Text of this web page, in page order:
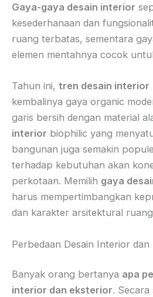
Gaya-gaya desain interior
kesederhanaan dan
ruang terbatas, sementara
elemen mentahnya cocok
Tahun ini, tren desain interior
kembalinya gaya organic
garis bersih dengan material
interior biophilic yang
bangunan juga semakin
terhadap kebutuhan akan
perkotaan. Memilih gaya
harus mempertimbangkan
dan karakter arsitektural
Perbedaan Desain Interior dan
Banyak orang bertanya apa
interior dan eksterior. Secara